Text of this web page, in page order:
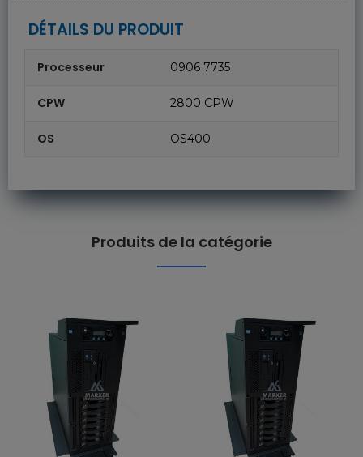
DÉTAILS DU PRODUIT
Processeur 0906 7735
CPW 2800 CPW
OS OS400
Produits de la catégorie